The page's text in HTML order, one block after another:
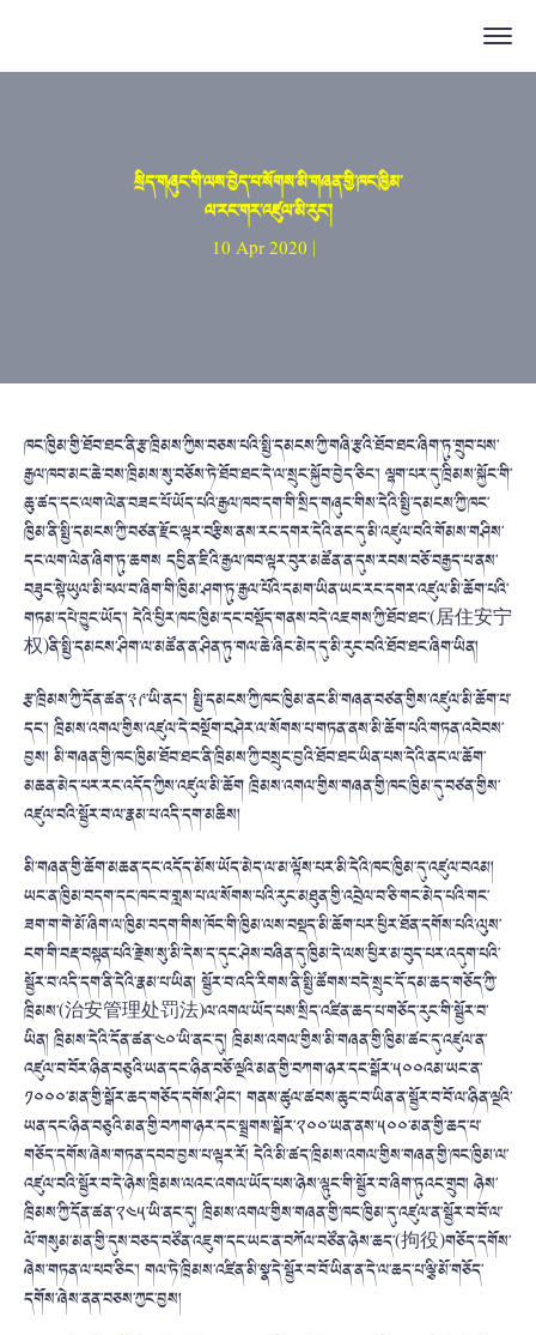
སྲིད་གཞུང་གི་ལས་བྱེད་པ་སོགས་མི་གཞན་གྱི་ཁང་ཁྱིམ་
ལ་རང་གར་འཛུལ་མི་རུང་།
10 Apr 2020 |
ཁང་ཁྱིམ་གྱི་ཐོབ་ཐང་ནི་རྩ་ཁྲིམས་ཀྱིས་བཅས་པའི་སྤྱི་དམངས་ཀྱི་གཞི་རྩའི་ཐོབ་ཐང་ཞིག་ཏུ་གྲུབ་པས་
རྒྱལ་ཁབ་མང་ཆེ་བས་ཁྲིམས་སུ་བཅོས་ཏེ་ཐོབ་ཐང་དེ་ལ་སྲུང་སྐྱོབ་བྱེད་ཅིང་། ལྷག་པར་དུ་ཁྲིམས་སྐྱོང་གི་
ཆུ་ཚད་དང་ལག་ལེན་བཟང་པོ་ཡོད་པའི་རྒྱལ་ཁབ་དག་གི་སྲིད་གཞུང་གིས་དེའི་སྤྱི་དམངས་ཀྱི་ཁང་
ཁྱིམ་ནི་སྤྱི་དམངས་ཀྱི་བཙན་རྫོང་ལྟར་བརྩིས་ནས་རང་དགར་དེའི་ནང་དུ་མི་འཛུལ་བའི་གོམས་གཤིས་
དང་ལག་ལེན་ཞིག་ཏུ་ཆགས དབྱིན་ཇིའི་རྒྱལ་ཁབ་ལྟར་བུར་མཚོན་ན་དུས་རབས་བཅོ་བརྒྱད་པ་ནས་
བཟུང་སྟེ་ཡུལ་མི་ཕལ་བ་ཞིག་གི་ཁྱིམ་ཤག་ཏུ་རྒྱལ་པོའི་དམག་ཡིན་ཡང་རང་དགར་འཛུལ་མི་ཆོག་པའི་
གཏམ་དཔེ་བྱུང་ཡོད་། དེའི་ཕྱིར་ཁང་ཁྱིམ་དང་བསྡོད་གནས་བདེ་འཇགས་ཀྱི་ཐོབ་ཐང་(居住安宁
权)ནི་སྤྱི་དམངས་ཤིག་ལ་མཚོན་ན་ཤིན་ཏུ་གལ་ཆེ་ཞིང་མེད་དུ་མི་རུང་བའི་ཐོབ་ཐང་ཞིག་ཡིན།
རྩ་ཁྲིམས་ཀྱི་དོན་ཚན་༣༩་ཡི་ནང་། སྤྱི་དམངས་ཀྱི་ཁང་ཁྱིམ་ནང་མི་གཞན་བཙན་གྱིས་འཛུལ་མི་ཆོག་པ་
དང་། ཁྲིམས་འགལ་གྱིས་འཛུལ་དེ་བསྔོག་བཤེར་ལ་སོགས་པ་གཏན་ནས་མི་ཆོག་པའི་གཏན་འབེབས་
བྱས། མི་གཞན་གྱི་ཁང་ཁྱིམ་ཐོབ་ཐང་ནི་ཁྲིམས་ཀྱི་བསྲུང་བྱའི་ཐོབ་ཐང་ཡིན་པས་དེའི་ནང་ལ་ཆོག་
མཆན་མེད་པར་རང་འདོད་ཀྱིས་འཛུལ་མི་ཆོག ཁྲིམས་འགལ་གྱིས་གཞན་གྱི་ཁང་ཁྱིམ་དུ་བཙན་གྱིས་
འཛུལ་བའི་སྦྱོར་བ་ལ་རྣམ་པ་འདི་དག་མཆིས།
མི་གཞན་གྱི་ཆོག་མཆན་དང་འདོད་མོས་ཡོད་མེད་ལ་མ་ལྟོས་པར་མི་དེའི་ཁང་ཁྱིམ་དུ་འཛུལ་བའམ།
ཡང་ན་ཁྱིམ་བདག་དང་ཁང་བ་གླས་པ་ལ་སོགས་པའི་རུང་མཐུན་གྱི་འབྲེལ་བ་ཅི་གང་མེད་པའི་གང་
ཟག་ག་གེ་མོ་ཞིག་ལ་ཁྱིམ་བདག་གིས་ཁོང་གི་ཁྱིམ་ལས་བསྡད་མི་ཆོག་པར་ཕྱིར་ཐོན་དགོས་པའི་ལུས་
ངག་གི་བརྡ་བསྟན་པའི་རྗེས་སུ་མི་དེས་ད་དུང་ཤེས་བཞིན་དུ་ཁྱིམ་དེ་ལས་ཕྱིར་མ་བུད་པར་འདུག་པའི་
སྦྱོར་བ་འདི་དག་ནི་དེའི་རྣམ་པ་ཡིན། སྦྱོར་བ་འདི་རིགས་ནི་སྤྱི་ཚོགས་བདེ་སྲུང་དོ་དམ་ཆད་གཅོད་ཀྱི་
ཁྲིམས་(治安管理处罚法)ལ་འགལ་ཡོད་པས་སྲིད་འཛིན་ཆད་པ་གཅོད་རུང་གི་སྦྱོར་བ་
ཡིན། ཁྲིམས་དེའི་དོན་ཚན་༤༠་ཡི་ནང་དུ། ཁྲིམས་འགལ་གྱིས་མི་གཞན་གྱི་ཁྱིམ་ཚང་དུ་འཛུལ་ན་
འཛུལ་བ་བོར་ཉིན་བཅུའི་ཡན་དང་ཉིན་བཅོ་ལྔའི་མན་གྱི་བཀག་ཉར་དང་སྒོར་༥༠༠འམ་ཡང་ན་
༡༠༠༠་མན་གྱི་སྒོར་ཆད་གཅོད་དགོས་ཤིང་། གནས་ཚུལ་ཚབས་ཆུང་བ་ཡིན་ན་སྦྱོར་བ་བོ་ལ་ཉིན་ལྔའི་
ཡན་དང་ཉིན་བཅུའི་མན་གྱི་བཀག་ཉར་དང་སྦྲགས་སྒོར་༢༠༠་ཡན་ནས་༥༠༠་མན་གྱི་ཆད་པ་
གཅོད་དགོས་ཞེས་གཏན་དབབ་བྱས་པ་ལྟར་རོ། དེའི་མི་ཚད་ཁྲིམས་འགལ་གྱིས་གཞན་གྱི་ཁང་ཁྱིམ་ལ་
འཛུལ་བའི་སྦྱོར་བ་དེ་ཉེས་ཁྲིམས་ལའང་འགལ་ཡོད་པས་ཉེས་ལྟུང་གི་སྦྱོར་བ་ཞིག་ཏུའང་གྲུབ། ཉེས་
ཁྲིམས་ཀྱི་དོན་ཚན་༢༤༥་ཡི་ནང་དུ། ཁྲིམས་འགལ་གྱིས་གཞན་གྱི་ཁང་ཁྱིམ་དུ་འཛུལ་ན་སྦྱོར་བ་བོ་ལ་
ལོ་གསུམ་མན་གྱི་དུས་བཅད་བཙོན་འཇུག་དང་ཡང་ན་བཀོལ་བཙོན་ཉེས་ཆད་(拘役)གཅོད་དགོས་
ཞེས་གཏན་ལ་ཕབ་ཅིང་། གལ་ཏེ་ཁྲིམས་འཛིན་མི་སྣ་དེ་སྦྱོར་བ་བོ་ཡིན་ན་དེ་ལ་ཆད་པ་ལྕི་མོ་གཅོད་
དགོས་ཞེས་ནན་བཅས་ཀྱང་བྱས།